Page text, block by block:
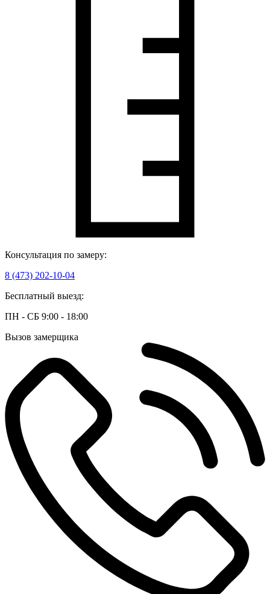
Консультация по замеру:
8 (473) 202-10-04
Бесплатный выезд:
ПН - СБ 9:00 - 18:00
Вызов замерщика